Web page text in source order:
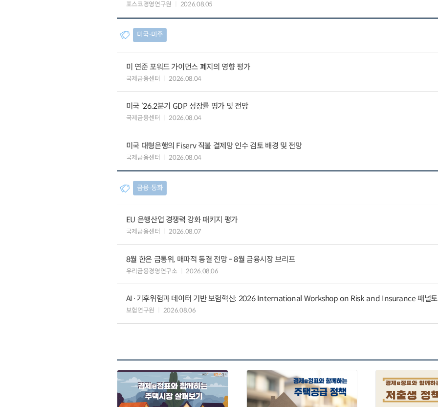
포스코경영연구원 2026.08.05
미국∙미주
미 연준 포워드 가이던스 폐지의 영향 평가
국제금융센터 2026.08.04
미국 ‘26.2분기 GDP 성장률 평가 및 전망
국제금융센터 2026.08.04
미국 대형은행의 Fiserv 직불 결제망 인수 검토 배경 및 전망
국제금융센터 2026.08.04
금융∙통화
EU 은행산업 경쟁력 강화 패키지 평가
국제금융센터 2026.08.07
8월 한은 금통위, 매파적 동결 전망 - 8월 금융시장 브리프
우리금융경영연구소 2026.08.06
AI·기후위험과 데이터 기반 보험혁신: 2026 International Workshop on Risk and Insurance 패널토
보험연구원 2026.08.06